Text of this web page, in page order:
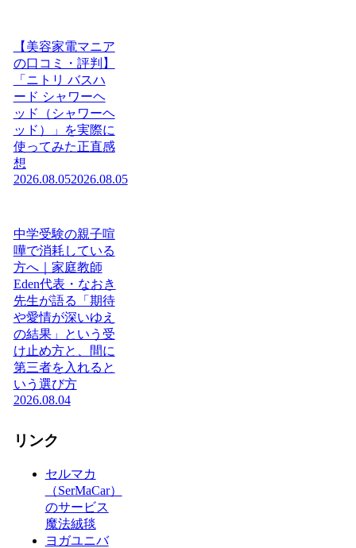
【美容家電マニア
の口コミ・評判】
「ニトリ バスハ
ード シャワーヘ
ッド（シャワーヘ
ッド）」を実際に
使ってみた正直感
想
2026.08.052026.08.05
中学受験の親子喧
嘩で消耗している
方へ｜家庭教師
Eden代表・なおき
先生が語る「期待
や愛情が深いゆえ
の結果」という受
け止め方と、間に
第三者を入れると
いう選び方
2026.08.04
リンク
セルマカ
（SerMaCar）
のサービス
魔法絨毯
ヨガユニバ